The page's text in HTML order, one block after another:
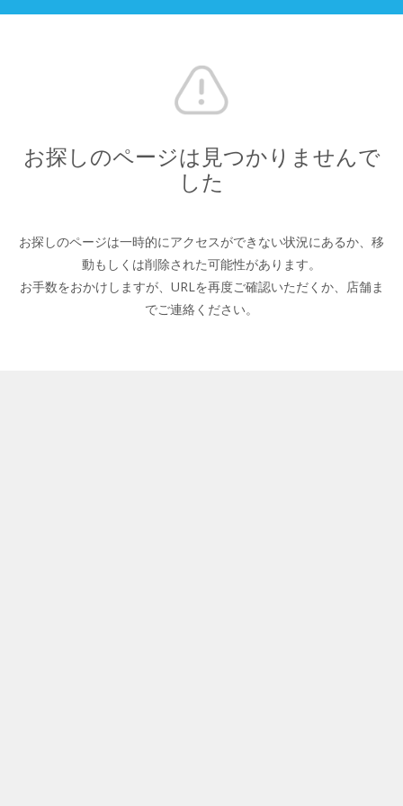
お探しのページは見つかりませんで
した
お探しのページは一時的にアクセスができない状況にあるか、 移
動もしくは削除された可能性があります。
お手数をおかけしますが、URLを再度ご確認いただくか、 店舗ま
でご連絡ください。